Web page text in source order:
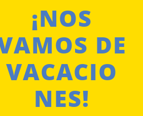
DE MANTECADOS
€
COMPRAR
¡NOS
DE
VACACIO
NES!